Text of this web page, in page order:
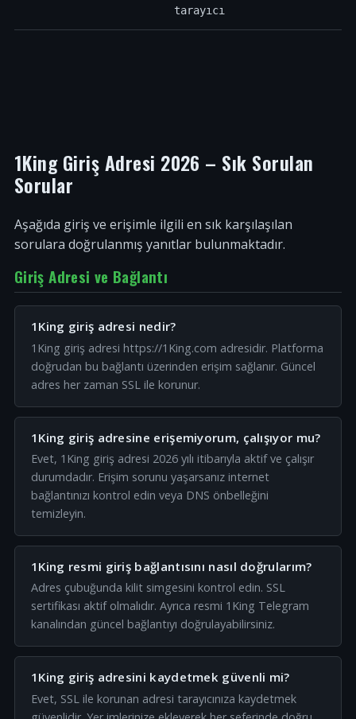
tarayıcı
1King Giriş Adresi 2026 – Sık Sorulan
Sorular
Aşağıda giriş ve erişimle ilgili en sık karşılaşılan
sorulara doğrulanmış yanıtlar bulunmaktadır.
Giriş Adresi ve Bağlantı
1King giriş adresi nedir?
1King giriş adresi https://1King.com adresidir. Platforma
doğrudan bu bağlantı üzerinden erişim sağlanır. Güncel
adres her zaman SSL ile korunur.
1King giriş adresine erişemiyorum, çalışıyor mu?
Evet, 1King giriş adresi 2026 yılı itibarıyla aktif ve çalışır
durumdadır. Erişim sorunu yaşarsanız internet
bağlantınızı kontrol edin veya DNS önbelleğini
temizleyin.
1King resmi giriş bağlantısını nasıl doğrularım?
Adres çubuğunda kilit simgesini kontrol edin. SSL
sertifikası aktif olmalıdır. Ayrıca resmi 1King Telegram
kanalından güncel bağlantıyı doğrulayabilirsiniz.
1King giriş adresini kaydetmek güvenli mi?
Evet, SSL ile korunan adresi tarayıcınıza kaydetmek